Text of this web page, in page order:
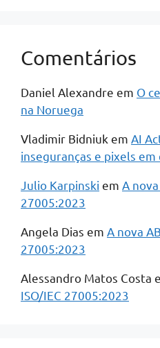
Comentários
Daniel Alexandre em O
na Noruega
Vladimir Bidniuk em AI
inseguranças e pixels em
Julio Karpinski em A
27005:2023
Angela Dias em A nova
27005:2023
Alessandro Matos Costa
ISO/IEC 27005:2023